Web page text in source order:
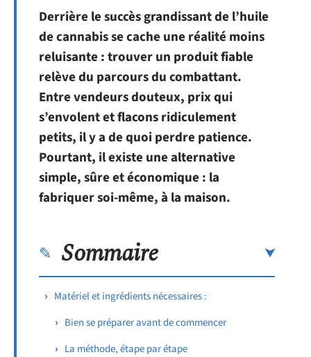
Derrière le succès grandissant de l’huile
de cannabis se cache une réalité moins
reluisante : trouver un produit fiable
relève du parcours du combattant.
Entre vendeurs douteux, prix qui
s’envolent et flacons ridiculement
petits, il y a de quoi perdre patience.
Pourtant, il existe une alternative
simple, sûre et économique : la
fabriquer soi-même, à la maison.
Sommaire
Matériel et ingrédients nécessaires :
Bien se préparer avant de commencer
La méthode, étape par étape